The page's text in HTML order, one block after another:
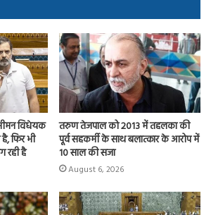
विधेयक
फिर भी
रही है
तरुण तेजपाल को 2013 में तहलका की
पूर्व सहकर्मी के साथ बलात्कार के आरोप में
10 साल की सजा
August 6, 2026